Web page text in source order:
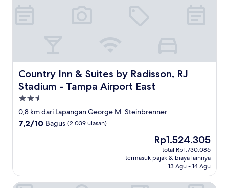
Country Inn & Suites by Radisson, RJ
Stadium - Tampa Airport East
Country Inn & Suites by Radisson, RJ Stadium - Tampa
Properti
bintang
2.5
0,8 km dari Lapangan George M. Steinbrenner
7.2
7,2/10 Bagus (2.039 ulasan)
Harga
sekarang
Rp1.524.305
Rp1.524.305
total Rp1.730.086
termasuk pajak & biaya lainnya
13 Agu - 14 Agu